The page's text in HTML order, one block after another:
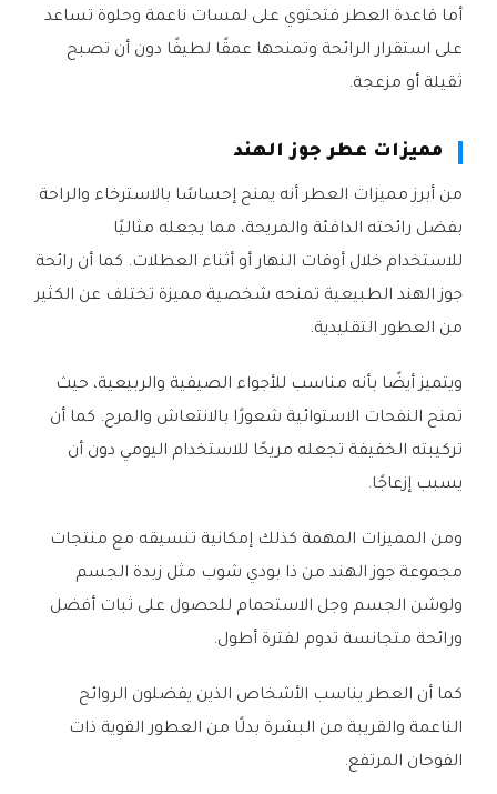
أما قاعدة العطر فتحتوي على لمسات ناعمة وحلوة تساعد
على استقرار الرائحة وتمنحها عمقًا لطيفًا دون أن تصبح
ثقيلة أو مزعجة.
مميزات عطر جوز الهند
من أبرز مميزات العطر أنه يمنح إحساسًا بالاسترخاء والراحة
بفضل رائحته الدافئة والمريحة، مما يجعله مثاليًا
للاستخدام خلال أوقات النهار أو أثناء العطلات. كما أن رائحة
جوز الهند الطبيعية تمنحه شخصية مميزة تختلف عن الكثير
من العطور التقليدية.
ويتميز أيضًا بأنه مناسب للأجواء الصيفية والربيعية، حيث
تمنح النفحات الاستوائية شعورًا بالانتعاش والمرح. كما أن
تركيبته الخفيفة تجعله مريحًا للاستخدام اليومي دون أن
يسبب إزعاجًا.
ومن المميزات المهمة كذلك إمكانية تنسيقه مع منتجات
مجموعة جوز الهند من ذا بودي شوب مثل زبدة الجسم
ولوشن الجسم وجل الاستحمام للحصول على ثبات أفضل
ورائحة متجانسة تدوم لفترة أطول.
كما أن العطر يناسب الأشخاص الذين يفضلون الروائح
الناعمة والقريبة من البشرة بدلًا من العطور القوية ذات
الفوحان المرتفع.